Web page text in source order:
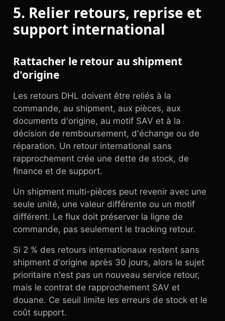
5. Relier retours, reprise et
support international
Rattacher le retour au shipment
d'origine
Les retours DHL doivent être reliés à la
commande, au shipment, aux pièces, aux
documents d'origine, au motif SAV et à la
décision de remboursement, d'échange ou de
réparation. Un retour international sans
rapprochement crée une dette de stock, de
finance et de support.
Un shipment multi-pièces peut revenir avec une
seule unité, une valeur différente ou un motif
différent. Le flux doit préserver la ligne de
commande, pas seulement le tracking retour.
Si 2 % des retours internationaux restent sans
shipment d'origine après 30 jours, alors le sujet
prioritaire n'est pas un nouveau service retour,
mais le contrat de rapprochement SAV et
douane. Ce seuil limite les erreurs de stock et le
coût support.